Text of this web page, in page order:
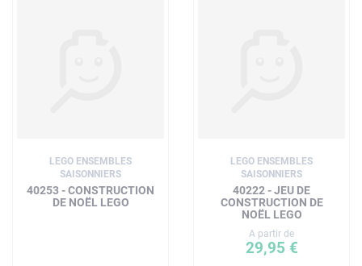
LEGO ENSEMBLES
SAISONNIERS
40253 - CONSTRUCTION
DE NOËL LEGO
LEGO ENSEMBLES
SAISONNIERS
40222 - JEU DE
CONSTRUCTION DE
NOËL LEGO
A partir de
29,95 €